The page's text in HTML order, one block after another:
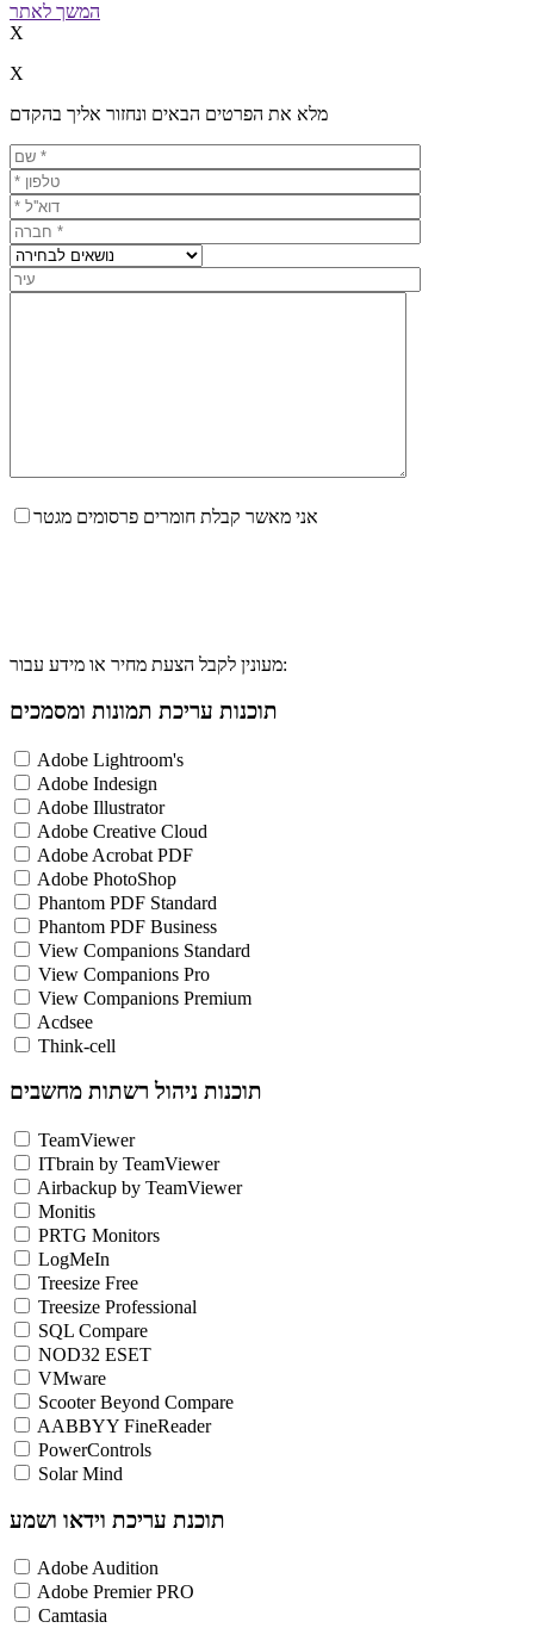
המשך לאתר
X
X
מלא את הפרטים הבאים ונחזור אליך בהקדם
אני מאשר קבלת חומרים פרסומים מגטר
מעונין לקבל הצעת מחיר או מידע עבור:
תוכנות עריכת תמונות ומסמכים
Adobe Lightroom's
Adobe Indesign
Adobe Illustrator
Adobe Creative Cloud
Adobe Acrobat PDF
Adobe PhotoShop
Phantom PDF Standard
Phantom PDF Business
View Companions Standard
View Companions Pro
View Companions Premium
Acdsee
Think-cell
תוכנות ניהול רשתות מחשבים
TeamViewer
ITbrain by TeamViewer
Airbackup by TeamViewer
Monitis
PRTG Monitors
LogMeIn
Treesize Free
Treesize Professional
SQL Compare
NOD32 ESET
VMware
Scooter Beyond Compare
AABBYY FineReader
PowerControls
Solar Mind
תוכנת עריכת וידאו ושמע
Adobe Audition
Adobe Premier PRO
Camtasia